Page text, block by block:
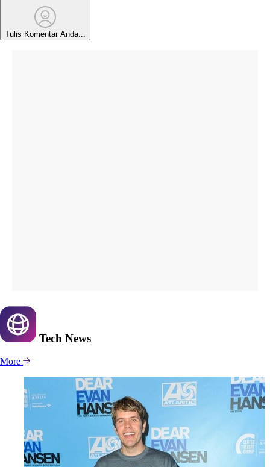
Tulis Komentar Anda...
Tech News
More